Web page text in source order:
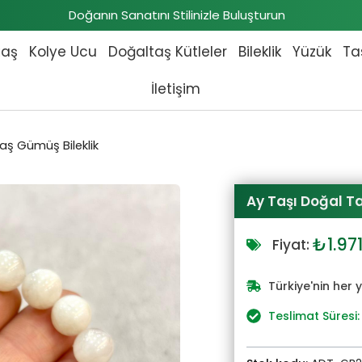
Doğanın Sanatını Stilinizle Buluşturun
Kolye Ucu Doğaltaş Kütleler Bileklik Yüzük
İletişim
Gümüş Bileklik
Ay Taşı Doğal
Fiyat: ₺
Türkiye'nin her
Teslimat